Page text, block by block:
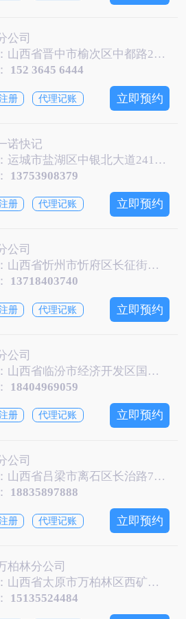
公司
地址：山西省晋中市榆次区中都路247号华瑞大厦11楼
152 3645 6444
册 代理记账 立即预约
诺快记
地址：运城市盐湖区中银北大道241号申仕兰庭商住楼1层2号101室
13753908379
册 代理记账 立即预约
公司
地址：山西省忻州市忻府区长征街道七一北路鹏宇大厦人寿财险院内四层（一诺快记）
13718403740
册 代理记账 立即预约
公司
地址：山西省临汾市经济开发区国贸大厦A座1503-1505 一诺快记临汾分公司
18404969059
册 代理记账 立即预约
公司
地址：山西省吕梁市离石区长治路78号
18835897888
册 代理记账 立即预约
柏林分公司
地址：山西省太原市万柏林区西矿街公元时代城二期3号楼1706室
15135524484